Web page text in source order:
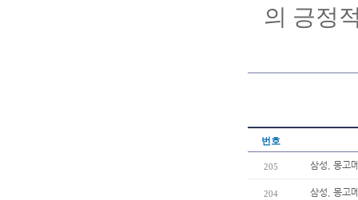
의 긍정
번호
205 삼성, 몽고
204 삼성, 몽고